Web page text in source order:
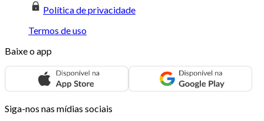
Política de privacidade
Termos de uso
Baixe o app
Siga-nos nas mídias sociais